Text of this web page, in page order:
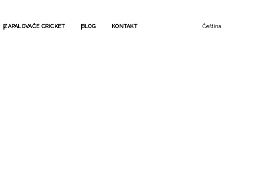
ZAPALOVAČE CRICKET BLOG KONTAKT Čeština